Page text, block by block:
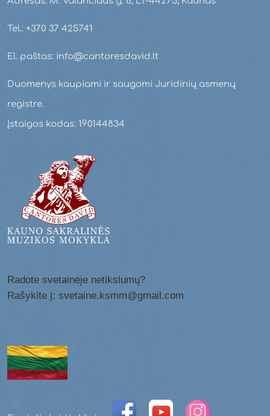
Tel.: +370 37 425741
El. paštas: info@cantoresdavid.lt
Duomenys kaupiami ir saugomi Juridinių asmenų
registre.
Įstaigos kodas: 190144834
Radote svetainėje netikslumų?
Rašykite į: svetaine.ksmm@gmail.com